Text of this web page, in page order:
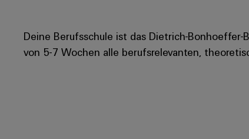
Deine Berufsschule ist das Dietrich-
von 5-7 Wochen alle berufsrelevanten,